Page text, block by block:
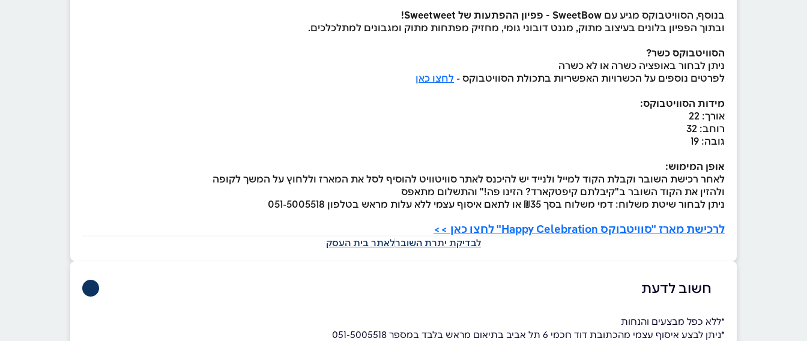
בנוסף, הסוויטבוקס מגיע עם SweetBow - פפיון ההפתעות של Sweetweet!
ובתוך הפפיון בלונים בעיצוב מתוק, מגנט דובוני גומי, מחזיק מפתחות מתוק ומגבונים למתלכלכים.
הסוויטבוקס כשר?
ניתן לבחור באופציה כשרה או לא כשרה
לפרטים נוספים על הכשרויות האפשריות בתכולת הסוויטבוקס - לחצו כאן
מידות הסוויטבוקס:
אורך: 22
רוחב: 32
גובה: 19
אופן המימוש:
לאחר רכישת השובר וקבלת הקוד למייל ולנייד יש להיכנס לאתר סוויטוויט להוסיף לסל את המארז וללחוץ על המשך לקופה
ולהזין את הקוד השובר ב"קיבלתם קיפטקארד? הזינו פה!" והתשלום מתאפס
ניתן לבחור שיטת משלוח: דמי משלוח בסך ₪35 או לתאם איסוף עצמי ללא עלות מראש בטלפון 051-5005518
לרכישת מארז "סוויטבוקס Happy Celebration" לחצו כאן >>
לבדיקת יתרת השוברלאתר בית העסק
חשוב לדעת
*ללא כפל מבצעים והנחות
*ניתן לבצע איסוף עצמי מהכתובת דוד חכמי 6 תל אביב בתיאום מראש בלבד במספר 051-5005518